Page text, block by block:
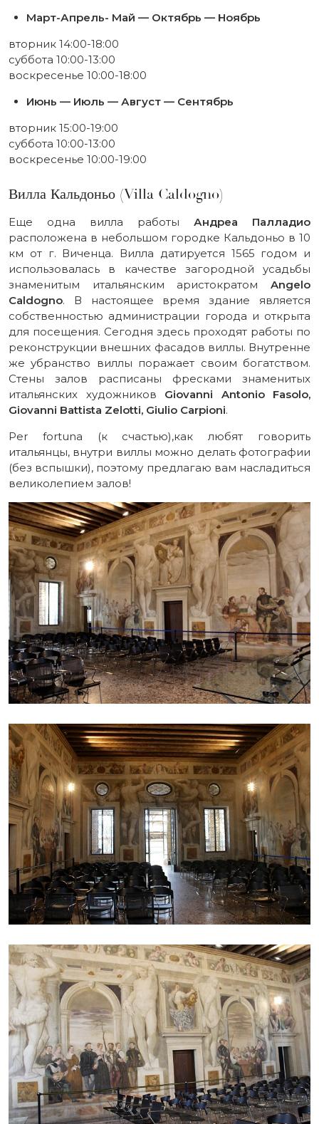
Март-Апрель- Май — Октябрь — Ноябрь
вторник 14:00-18:00
суббота 10:00-13:00
воскресенье 10:00-18:00
Июнь — Июль — Август — Сентябрь
вторник 15:00-19:00
суббота 10:00-13:00
воскресенье 10:00-19:00
Вилла Кальдоньо (Villa Caldogno)
Еще одна вилла работы Андреа Палладио
расположена в небольшом городке Кальдоньо в 10
км от г. Виченца. Вилла датируется 1565 годом и
использовалась в качестве загородной усадьбы
знаменитым итальянским аристократом Angelo
Caldogno. В настоящее время здание является
собственностью администрации города и открыта
для посещения. Сегодня здесь проходят работы по
реконструкции внешних фасадов виллы. Внутренне
же убранство виллы поражает своим богатством.
Стены залов расписаны фресками знаменитых
итальянских художников Giovanni Antonio Fasolo,
Giovanni Battista Zelotti, Giulio Carpioni.
Per fortuna (к счастью),как любят говорить
итальянцы, внутри виллы можно делать фотографии
(без вспышки), поэтому предлагаю вам насладиться
великолепием залов!